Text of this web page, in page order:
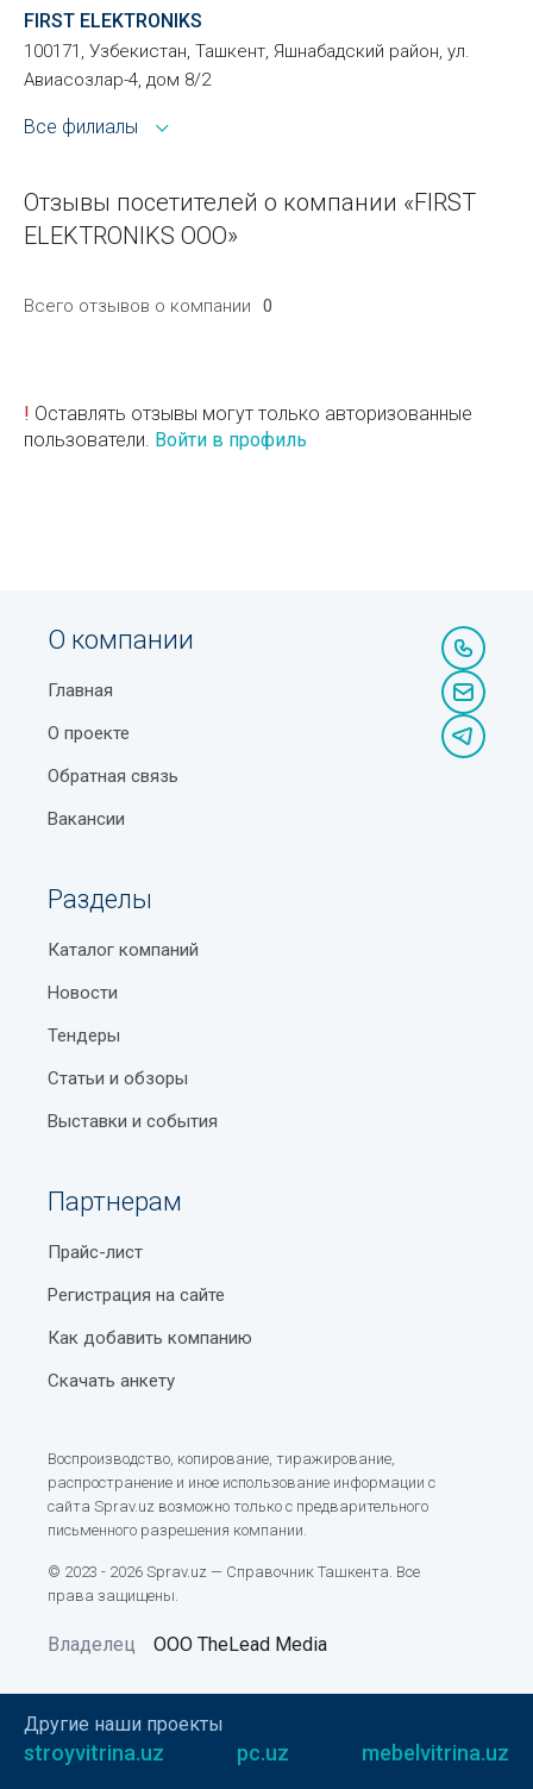
FIRST ELEKTRONIKS
100171, Узбекистан, Ташкент, Яшнабадский район, ул.
Авиасозлар-4, дом 8/2
Все филиалы
Отзывы посетителей о компании «FIRST
ELEKTRONIKS ООО»
Всего отзывов о компании 0
! Оставлять отзывы могут только авторизованные
пользователи. Войти в профиль
О компании
Главная
О проекте
Обратная связь
Вакансии
Разделы
Каталог компаний
Новости
Тендеры
Статьи и обзоры
Выставки и события
Партнерам
Прайс-лист
Регистрация на сайте
Как добавить компанию
Скачать анкету
Воспроизводство, копирование, тиражирование,
распространение и иное использование информации с
сайта Sprav.uz возможно только с предварительного
письменного разрешения компании.
© 2023 - 2026 Sprav.uz — Справочник Ташкента. Все
права защищены.
Владелец ООО TheLead Media
Другие наши проекты
stroyvitrina.uz pc.uz mebelvitrina.uz